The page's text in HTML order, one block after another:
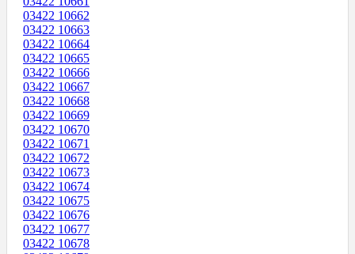
03422 10662
03422 10663
03422 10664
03422 10665
03422 10666
03422 10667
03422 10668
03422 10669
03422 10670
03422 10671
03422 10672
03422 10673
03422 10674
03422 10675
03422 10676
03422 10677
03422 10678